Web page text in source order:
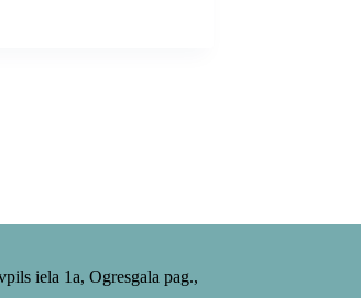
iela 1a, Ogresgala pag.,